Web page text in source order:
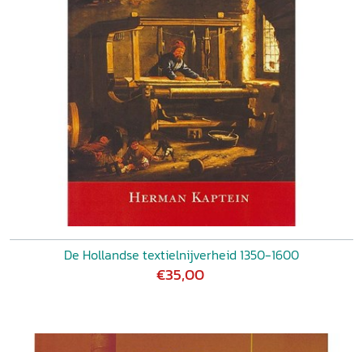
De Hollandse textielnijverheid 1350-1600
€35,00